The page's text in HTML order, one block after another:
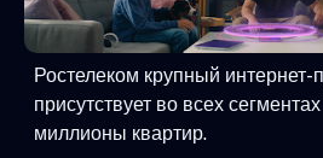
Ростелеком крупный интернет-
присутствует во всех
миллионы квартир.